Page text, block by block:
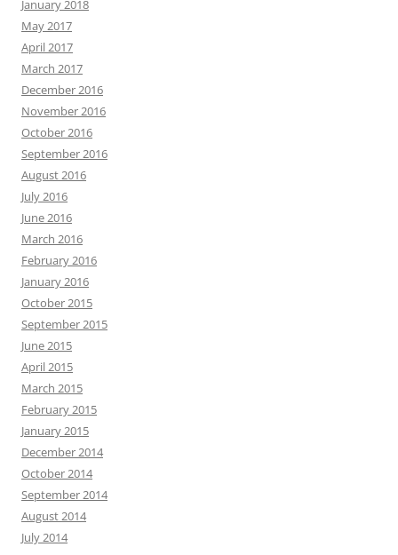
January 2018
May 2017
April 2017
March 2017
December 2016
November 2016
October 2016
September 2016
August 2016
July 2016
June 2016
March 2016
February 2016
January 2016
October 2015
September 2015
June 2015
April 2015
March 2015
February 2015
January 2015
December 2014
October 2014
September 2014
August 2014
July 2014